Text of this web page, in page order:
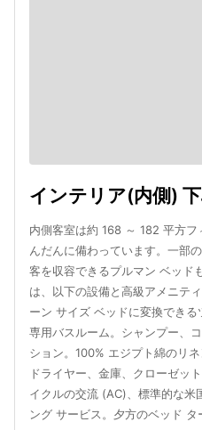
インテリア(内側)
内側客室は約 168 ～ 182 平方
んだんに備わっています。一部
客を収容できるプルマン ベッド
は、以下の設備と高級アメニテ
ーン サイズ ベッドに変換でき
専用バスルーム。シャンプー、
ション。100% エジプト綿のリ
ドライヤー、金庫、クローゼッ
イクルの交流 (AC)、標準的な米
ング サービス。夕方のベッド タ